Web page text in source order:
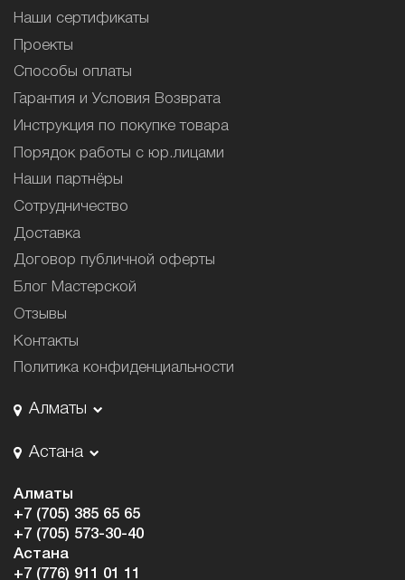
Наши сертификаты
Проекты
Способы оплаты
Гарантия и Условия Возврата
Инструкция по покупке товара
Порядок работы с юр.лицами
Наши партнёры
Сотрудничество
Доставка
Договор публичной оферты
Блог Мастерской
Отзывы
Контакты
Политика конфиденциальности
Алматы
Астана
Алматы
+7 (705) 385 65 65
+7 (705) 573-30-40
Астана
+7 (776) 911 01 11